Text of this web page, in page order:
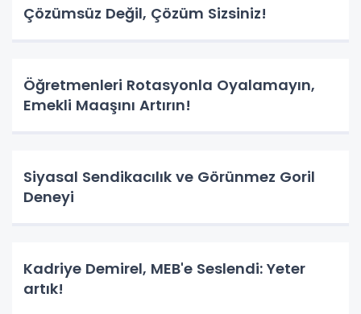
Çözümsüz Değil, Çözüm Sizsiniz!
Öğretmenleri Rotasyonla Oyalamayın,
Emekli Maaşını Artırın!
Siyasal Sendikacılık ve Görünmez Goril
Deneyi
Kadriye Demirel, MEB'e Seslendi: Yeter
artık!